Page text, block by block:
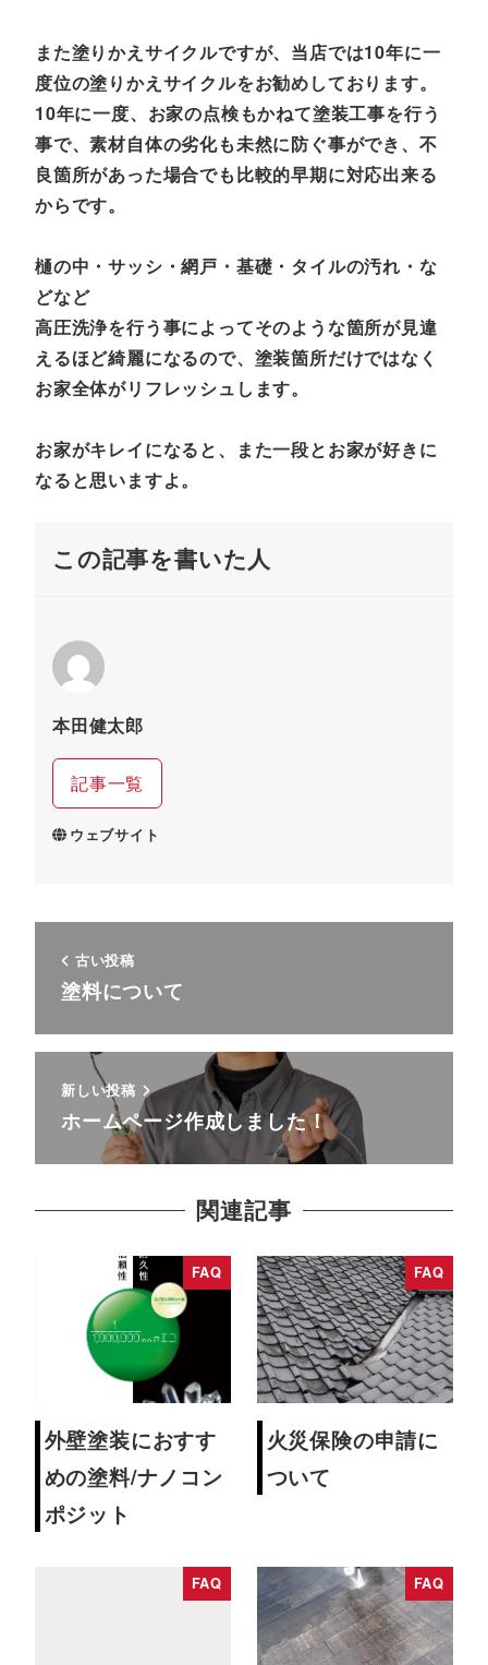
また塗りかえサイクルですが、当店では10年に一
度位の塗りかえサイクルをお勧めしております。
10年に一度、お家の点検もかねて塗装工事を行う
事で、素材自体の劣化も未然に防ぐ事ができ、不
良箇所があった場合でも比較的早期に対応出来る
からです。
樋の中・サッシ・網戸・基礎・タイルの汚れ・な
どなど
高圧洗浄を行う事によってそのような箇所が見違
えるほど綺麗になるので、塗装箇所だけではなく
お家全体がリフレッシュします。
お家がキレイになると、また一段とお家が好きに
なると思いますよ。
この記事を書いた人
本田健太郎
記事一覧
ウェブサイト
古い投稿
塗料について
新しい投稿
ホームページ作成しました！
関連記事
FAQ
外壁塗装におすす
めの塗料/ナノコン
ポジット
FAQ
火災保険の申請に
ついて
FAQ FAQ